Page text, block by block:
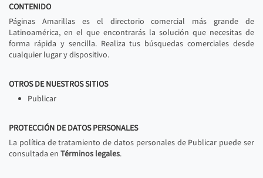
CONTENIDO
Páginas Amarillas es el directorio comercial más grande de
Latinoamérica, en el que encontrarás la solución que necesitas de
forma rápida y sencilla. Realiza tus búsquedas comerciales desde
cualquier lugar y dispositivo.
OTROS DE NUESTROS SITIOS
Publicar
PROTECCIÓN DE DATOS PERSONALES
La política de tratamiento de datos personales de Publicar puede ser
consultada en Términos legales.